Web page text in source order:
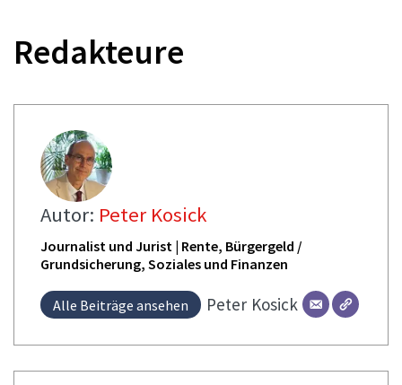
Redakteure
Autor: Peter Kosick
Journalist und Jurist | Rente, Bürgergeld /
Grundsicherung, Soziales und Finanzen
Alle Beiträge ansehen Peter Kosick